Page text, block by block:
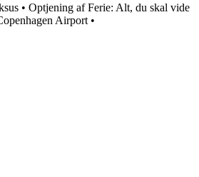
• Optjening af Ferie: Alt, du skal vide
Airport •